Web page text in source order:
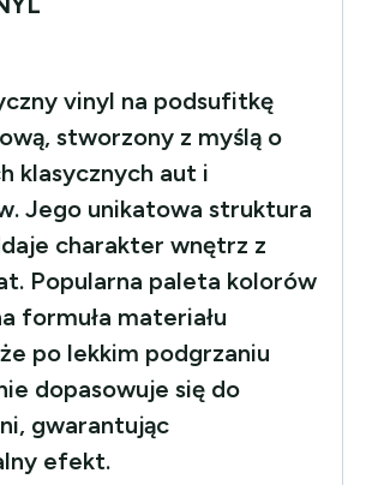
vinyl na podsufitkę
stworzony z myślą o
klasycznych aut i
Jego unikatowa struktura
charakter wnętrz z
Popularna paleta kolorów
formuła materiału
po lekkim podgrzaniu
dopasowuje się do
gwarantując
efekt.